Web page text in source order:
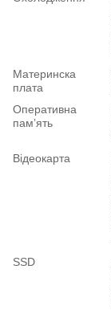
Материнска
плата
Оперативна
памʼять
Відеокарта
SSD